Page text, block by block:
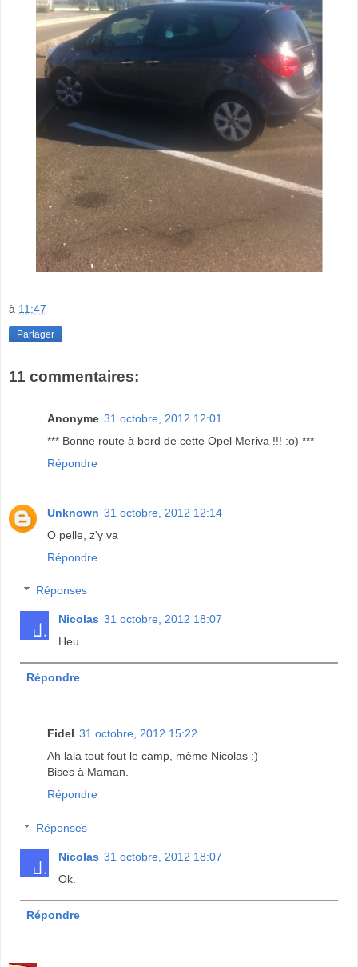
à 11:47
Partager
11 commentaires:
Anonyme 31 octobre, 2012 12:01
*** Bonne route à bord de cette Opel Meriva !!! :o) ***
Répondre
Unknown 31 octobre, 2012 12:14
O pelle, z'y va
Répondre
Réponses
Nicolas 31 octobre, 2012 18:07
Heu.
Répondre
Fidel 31 octobre, 2012 15:22
Ah lala tout fout le camp, même Nicolas ;)
Bises à Maman.
Répondre
Réponses
Nicolas 31 octobre, 2012 18:07
Ok.
Répondre